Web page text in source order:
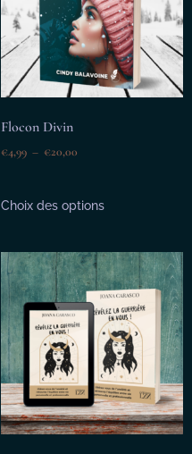
Flocon Divin
€4,99 – €20,00
Choix des options